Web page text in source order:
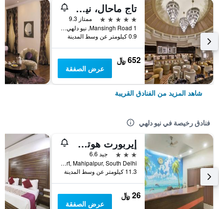
تاج ماحال، نيو دلهي
5 نجوم
ممتاز 9.3
1 Mansingh Road, نيو دلهي, الهند
0.9 كيلومتر عن وسط المدينة
652 ﷼
عرض الصفقة
شاهد المزيد من الفنادق القريبة
فنادق رخيصة في نيو دلهي
إيربورت هوتل مايانك ريزيدنسي
3 نجوم
جيد 6.6
A-230, Street No-2, Near Indira Gandhi International Airport, Mahipalpur, South Delhi, نيو دلهي, الهند
11.3 كيلومتر عن وسط المدينة
26 ﷼
عرض الصفقة